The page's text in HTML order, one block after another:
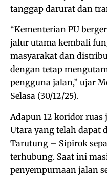
tanggap darurat dan
“Kementerian PU
jalur utama kembali
masyarakat dan
dengan tetap
pengguna jalan,” ujar
Selasa (30/12/25).
Adapun 12 koridor
Utara yang telah dapat
Tarutung – Sipirok
terhubung. Saat ini
penyempurnaan jalan